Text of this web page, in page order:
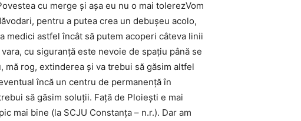
cu merge şi aşa eu nu o mai tolerezVom
pentru a putea crea un debuşeu acolo,
medici astfel încât să putem acoperi câteva linii
cu siguranţă este nevoie de spaţiu până se
rog, extinderea şi va trebui să găsim altfel
încă un centru de permanenţă în
să găsim soluţii. Faţă de Ploieşti e mai
mai bine (la SCJU Constanţa – n.r.). Dar am